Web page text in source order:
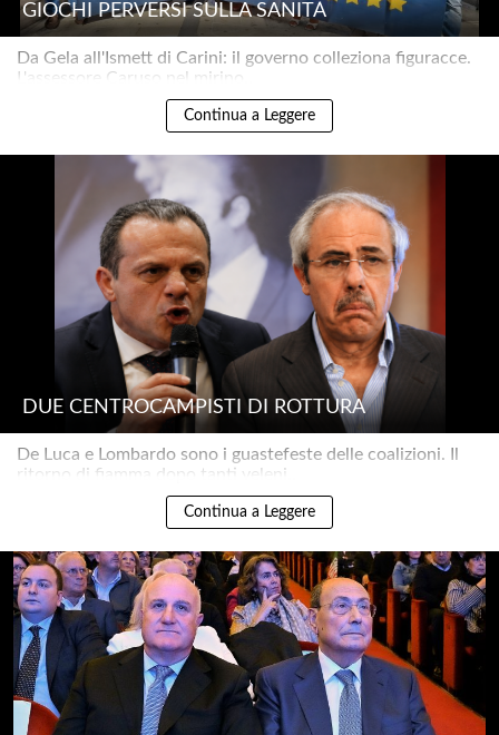
GIOCHI PERVERSI SULLA SANITÀ
Da Gela all'Ismett di Carini: il governo colleziona figuracce.
L'assessore Caruso nel mirino..
Continua a Leggere
DUE CENTROCAMPISTI DI ROTTURA
De Luca e Lombardo sono i guastefeste delle coalizioni. Il
ritorno di fiamma dopo tanti veleni..
Continua a Leggere